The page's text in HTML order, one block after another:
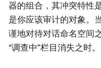
器的组合，其冲突特性
是你应该审计的对象。
谨地对待对话命名空间
“调查中”栏目消失之时。